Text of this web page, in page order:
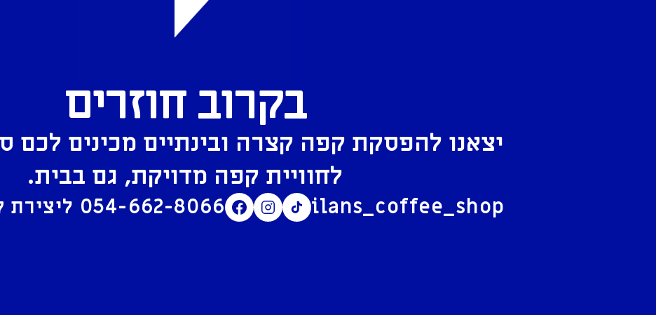
בקרוב חוזרים
יצאנו להפסקת קפה קצרה ובינתיים מכינים לכם
לחוויית קפה מדויקת, גם בבית.
054-662-8066 ilans_coffee_shop